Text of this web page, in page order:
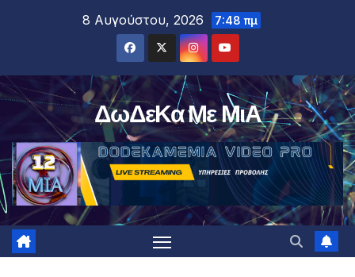
8 Αυγούστου, 2026 7:48 πμ
ΔωΔεΚα Με ΜιΑ